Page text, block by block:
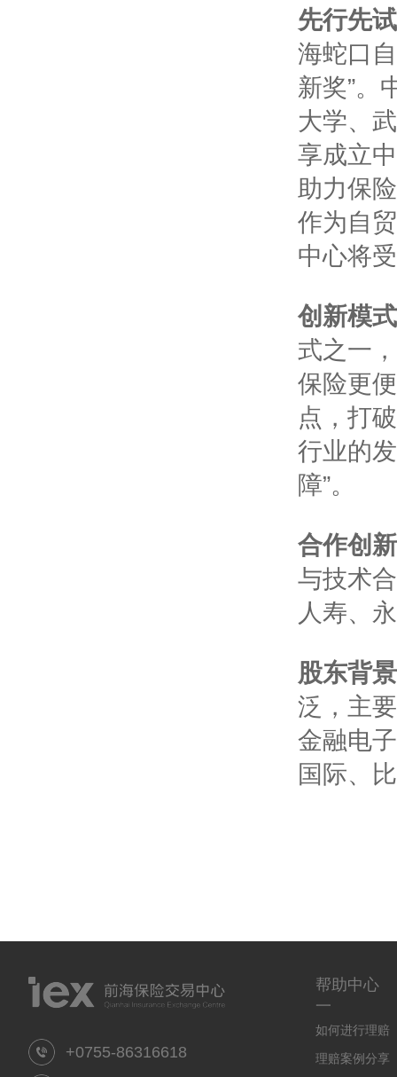
先行先试
海蛇口
新奖”。
大学、
享成立
助力保
作为自
中心将
创新模式
式之一
保险更
点，打
行业的
障”。
合作创新
与技术
人寿、
股东背景
泛，主
金融电
国际、
+0755-86316618
帮助中心
一
如何进行理赔
理赔案例分享